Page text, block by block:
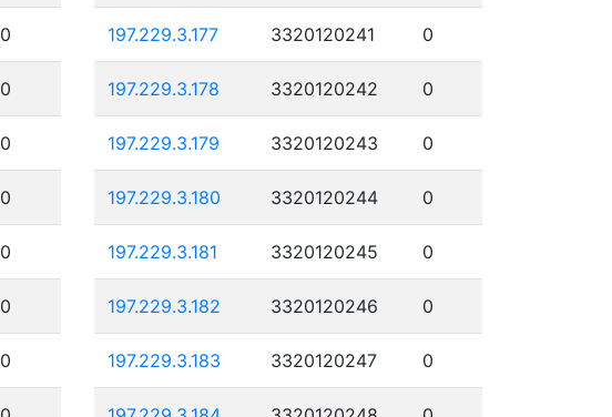
0
0
0
0
0
0
0
197.229.3.177 3320120241 0
197.229.3.178 3320120242 0
197.229.3.179 3320120243 0
197.229.3.180 3320120244 0
197.229.3.181 3320120245 0
197.229.3.182 3320120246 0
197.229.3.183 3320120247 0